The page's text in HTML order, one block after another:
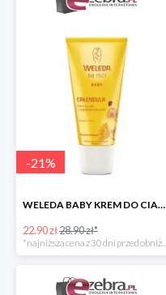
-21%
WELEDA BABY KREM DO CIAŁA DLA NIEMOWLĄT Z NAGIETKIEM
22.90 zł28.90 zł*